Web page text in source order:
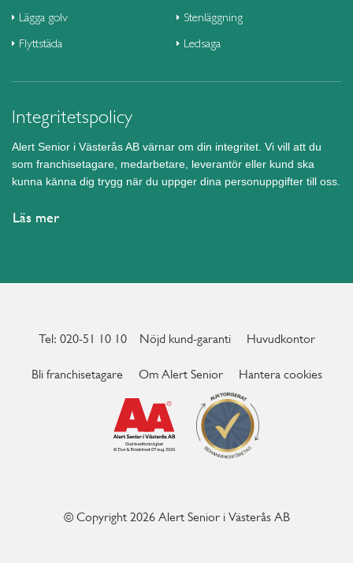
Lägga golv
Flyttstäda
Stenläggning
Ledsaga
Integritetspolicy
Alert Senior i Västerås AB värnar om din integritet. Vi vill att du
som franchisetagare, medarbetare, leverantör eller kund ska
kunna känna dig trygg när du uppger dina personuppgifter till oss.
Läs mer
Tel: 020-51 10 10 Nöjd kund-garanti Huvudkontor
Bli franchisetagare Om Alert Senior Hantera cookies
© Copyright 2026 Alert Senior i Västerås AB